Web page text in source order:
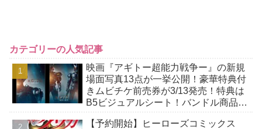
カテゴリーの人気記事
映画『アギトー超能力戦争ー』の新規
場面写真13点が一挙公開！豪華特典付
きムビチケ前売券が3/13発売！特典は
B5ビジュアルシート！バンドル商品付
【予約開始】ヒーローズコミックス